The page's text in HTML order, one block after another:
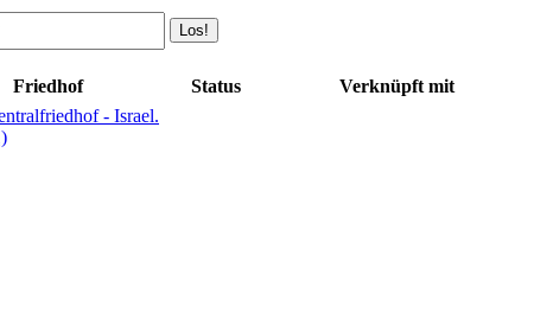
Friedhof Status
Verknüpft mit
- Israel.